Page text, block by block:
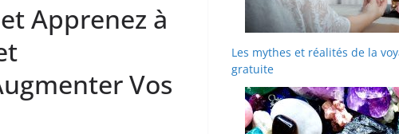
Apprenez à
Vos
Les mythes et réalités de la
gratuite